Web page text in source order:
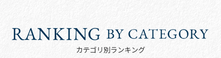
カテゴリ別ランキング